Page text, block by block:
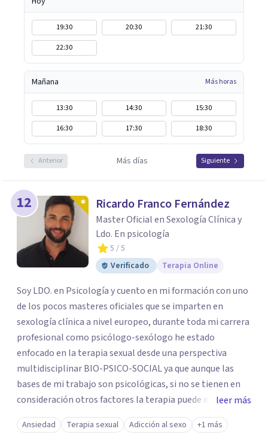
19:30 20:30
21:30
22:30
Mañana Más horas
13:30 14:30
15:30
16:30
17:30 18:30
Anterior Más días Siguiente
12 Ricardo Franco Fernández
Master Oficial en Sexología Clínica y
Ldo. En psicología
5 / 5
Verificado
Terapia Online
Soy LDO. en Psicología y cuento en mi formación con uno
de los pocos masteres oficiales que se imparten en
sexología clínica a nivel europeo, durante toda mi carrera
profesional como psicólogo-sexólogo he estado
enfocado en la terapia sexual desde una perspectiva
multidisciplinar BIO-PSICO-SOCIAL ya que aunque las
bases de mi trabajo son psicológicas, si no se tienen en
consideración otros factores la terapia puede no
funcionar al tener una visión demasiado simplista,
excluyendo de antemano otros factores que pueden
leer más
Ansiedad Terapia sexual Adicción al sexo +1 más